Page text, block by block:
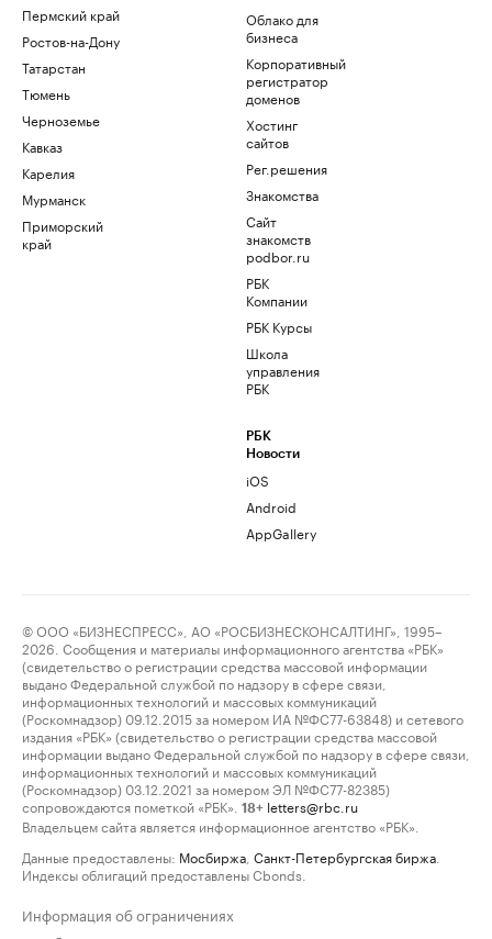
Пермский край
Ростов-на-Дону
Татарстан
Тюмень
Черноземье
Кавказ
Карелия
Мурманск
Приморский
край
Облако для
бизнеса
Корпоративный
регистратор
доменов
Хостинг
сайтов
Рег.решения
Знакомства
Сайт
знакомств
podbor.ru
РБК
Компании
РБК Курсы
Школа
управления
РБК
РБК
Новости
iOS
Android
AppGallery
© ООО «БИЗНЕСПРЕСС», АО «РОСБИЗНЕСКОНСАЛТИНГ», 1995–
2026. Сообщения и материалы информационного агентства «РБК»
(свидетельство о регистрации средства массовой информации
выдано Федеральной службой по надзору в сфере связи,
информационных технологий и массовых коммуникаций
(Роскомнадзор) 09.12.2015 за номером ИА №ФС77-63848) и сетевого
издания «РБК» (свидетельство о регистрации средства массовой
информации выдано Федеральной службой по надзору в сфере связи,
информационных технологий и массовых коммуникаций
(Роскомнадзор) 03.12.2021 за номером ЭЛ №ФС77-82385)
сопровождаются пометкой «РБК».
18+ letters@rbc.ru
Владельцем сайта является информационное агентство «РБК».
Данные предоставлены: Мосбиржа Санкт-Петербургская биржа
Индексы облигаций предоставлены Cbonds.
Информация об ограничениях